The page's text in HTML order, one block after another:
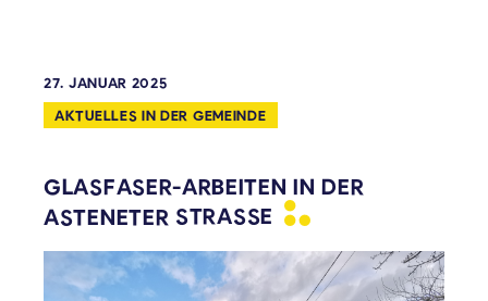
27. JANUAR 2025
AKTUELLES IN DER GEMEINDE
GLASFASER-ARBEITEN IN DER
ASTENETER STRASSE